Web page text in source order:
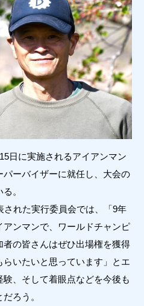
日に実施されるアイアンマン
ーバイザーに就任し、大会の
。
れた実行委員会では、「9年
ンマンで、ワールドチャンピ
の皆さんはぜひ出場権を獲得
いたいと思っています」とエ
、そして着眼点などを今後も
ろう。